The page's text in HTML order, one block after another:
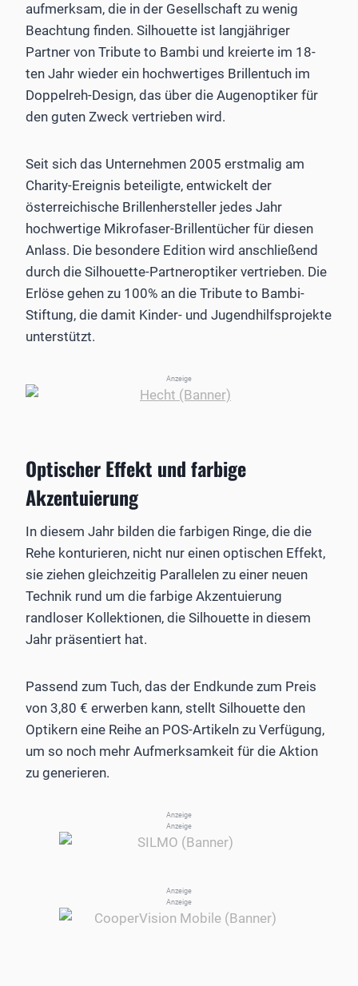
aufmerksam, die in der Gesellschaft zu wenig
Beachtung finden. Silhouette ist langjähriger
Partner von Tribute to Bambi und kreierte im 18-
ten Jahr wieder ein hochwertiges Brillentuch im
Doppelreh-Design, das über die Augenoptiker für
den guten Zweck vertrieben wird.
Seit sich das Unternehmen 2005 erstmalig am
Charity-Ereignis beteiligte, entwickelt der
österreichische Brillenhersteller jedes Jahr
hochwertige Mikrofaser-Brillentücher für diesen
Anlass. Die besondere Edition wird anschließend
durch die Silhouette-Partneroptiker vertrieben. Die
Erlöse gehen zu 100% an die Tribute to Bambi-
Stiftung, die damit Kinder- und Jugendhilfsprojekte
unterstützt.
Anzeige
Optischer Effekt und farbige
Akzentuierung
In diesem Jahr bilden die farbigen Ringe, die die
Rehe konturieren, nicht nur einen optischen Effekt,
sie ziehen gleichzeitig Parallelen zu einer neuen
Technik rund um die farbige Akzentuierung
randloser Kollektionen, die Silhouette in diesem
Jahr präsentiert hat.
Passend zum Tuch, das der Endkunde zum Preis
von 3,80 € erwerben kann, stellt Silhouette den
Optikern eine Reihe an POS-Artikeln zu Verfügung,
um so noch mehr Aufmerksamkeit für die Aktion
zu generieren.
Anzeige
Anzeige
Anzeige
Anzeige